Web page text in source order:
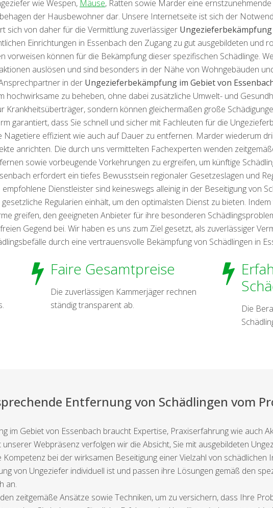
wie Wespen, Mäuse, Ratten sowie Marder eine
der Hausbewohner dar. Unsere Internetseite ist sich der
sich von daher für die Vermittlung zuverlässiger Ungezieferbekämpfung
Einrichtungen in Essenbach den Zugang zu gut ausgebildeten und
vorweisen können für die Bekämpfung dieser spezifischen Schädlinge.
auslösen und sind besonders in der Nähe von Wohngebäuden
in der Ungezieferbekämpfung im Gebiet von
hochwirksame zu beheben, ohne dabei zusätzliche Umwelt- und
Krankheitsüberträger, sondern können gleichermaßen große
garantiert, dass Sie schnell und sicher mit Fachleuten für die
effizient wie auch auf Dauer zu entfernen. Marder wiederum
anrichten. Die durch uns vermittelten Fachexperten wenden
sowie vorbeugende Vorkehrungen zu ergreifen, um künftige
erfordert ein tiefes Bewusstsein regionaler Gesetzeslagen und
empfohlene Dienstleister sind keineswegs alleinig in der Beseitigung von
Regularien einhält, um den optimalsten Dienst zu bieten.
greifen, den geeigneten Anbieter für ihre besonderen
Gegend bei. Wir haben es uns zum Ziel gesetzt, als zuverlässiger
durch eine vertrauensvolle Bekämpfung von Schädlingen in
Faire Gesamtpreise
Die zuverlässigen Kammerjäger rechnen
ständig transparent ab.
Die
Entfernung von Schädlingen vom
im Gebiet von Essenbach braucht Expertise, Praxiserfahrung wie auch
Webpräsenz verfolgen wir die Absicht, Sie mit ausgebildeten
bei der wirksamen Beseitigung einer Vielzahl von schädlichen
von Ungeziefer individuell ist und passen ihre Lösungen gemäß den
an.
zeitgemäße Ansätze sowie Techniken, um zu versichern, dass Ihre